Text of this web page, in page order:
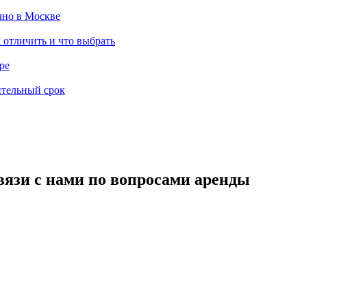
в Москве
и что выбрать
срок
с нами по вопросами аренды